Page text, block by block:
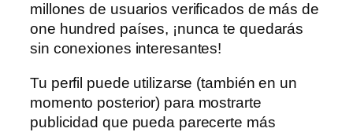
millones de usuarios verificados de más de
one hundred países, ¡nunca te quedarás
sin conexiones interesantes!
Tu perfil puede utilizarse (también en un
momento posterior) para mostrarte
publicidad que pueda parecerte más